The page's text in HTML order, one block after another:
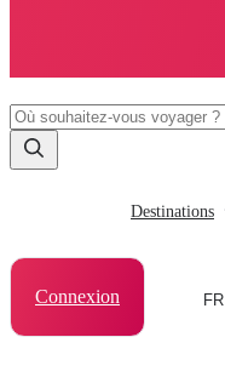
Destinations
Connexion FR